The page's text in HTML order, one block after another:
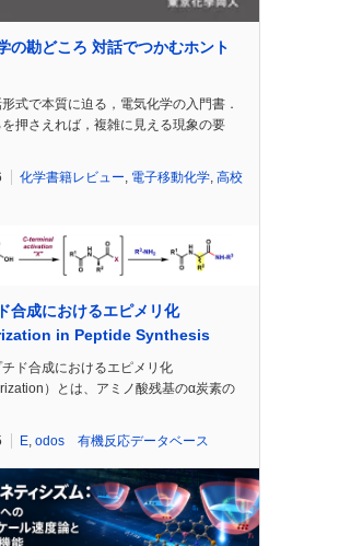
の勘どころ 対話でつかむホント
式で本質に迫る，電気化学の入門書．
押さえれば，複雑に見える現象の要
化学書籍レビュー 電子移動化学 高校
合成におけるエピメリ化
in Peptide Synthesis
ド合成におけるエピメリ化
）とは、アミノ酸残基のα炭素の
E odos 有機反応データベース